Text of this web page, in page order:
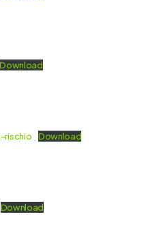
Download
rischio Download
Download